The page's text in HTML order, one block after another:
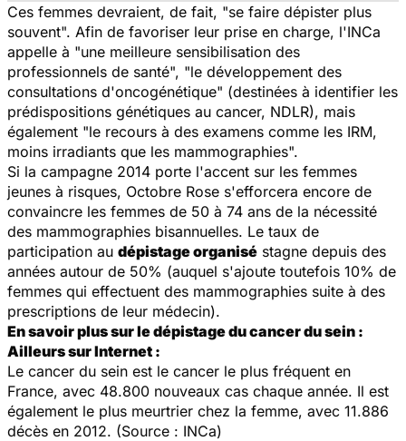
Ces femmes devraient, de fait, "se faire dépister plus
souvent". Afin de favoriser leur prise en charge, l'INCa
appelle à "une meilleure sensibilisation des
professionnels de santé", "le développement des
consultations d'oncogénétique" (destinées à identifier les
prédispositions génétiques au cancer, NDLR), mais
également "le recours à des examens comme les IRM,
moins irradiants que les mammographies".
Si la campagne 2014 porte l'accent sur les femmes
jeunes à risques, Octobre Rose s'efforcera encore de
convaincre les femmes de 50 à 74 ans de la nécessité
des mammographies bisannuelles. Le taux de
participation au dépistage organisé stagne depuis des
années autour de 50% (auquel s'ajoute toutefois 10% de
femmes qui effectuent des mammographies suite à des
prescriptions de leur médecin).
En savoir plus sur le dépistage du cancer du sein :
Ailleurs sur Internet :
Le cancer du sein est le cancer le plus fréquent en
France, avec 48.800 nouveaux cas chaque année. Il est
également le plus meurtrier chez la femme, avec 11.886
décès en 2012. (Source : INCa)